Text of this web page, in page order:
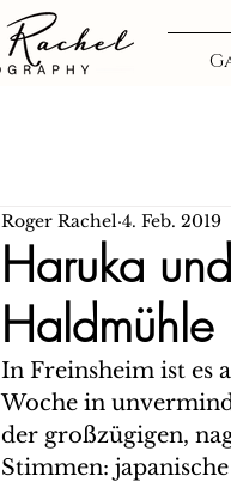
Haruka
Haldmühle
Roger Rachel 4. Feb. 2019
In Freinsheim ist es
Woche in
der großzügigen,
Stimmen: